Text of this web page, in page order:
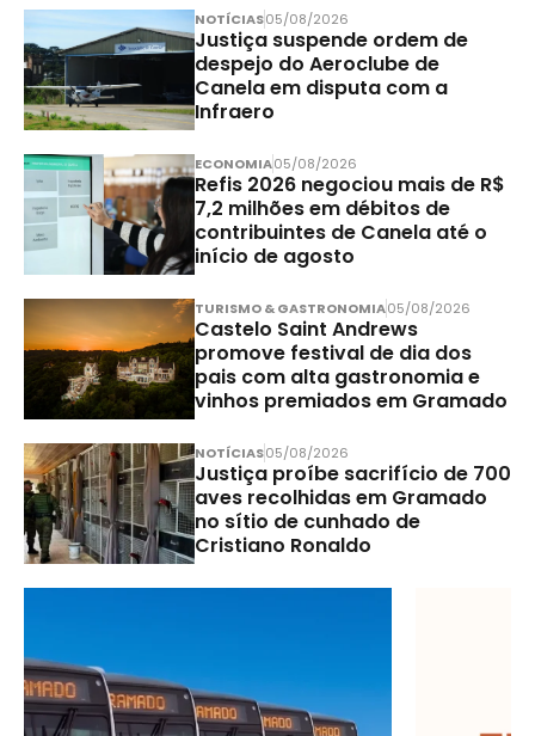
NOTÍCIAS05/08/2026
Justiça suspende ordem de
despejo do Aeroclube de
Canela em disputa com a
Infraero
ECONOMIA05/08/2026
Refis 2026 negociou mais de R$
7,2 milhões em débitos de
contribuintes de Canela até o
início de agosto
TURISMO & GASTRONOMIA05/08/2026
Castelo Saint Andrews
promove festival de dia dos
pais com alta gastronomia e
vinhos premiados em Gramado
NOTÍCIAS05/08/2026
Justiça proíbe sacrifício de 700
aves recolhidas em Gramado
no sítio de cunhado de
Cristiano Ronaldo